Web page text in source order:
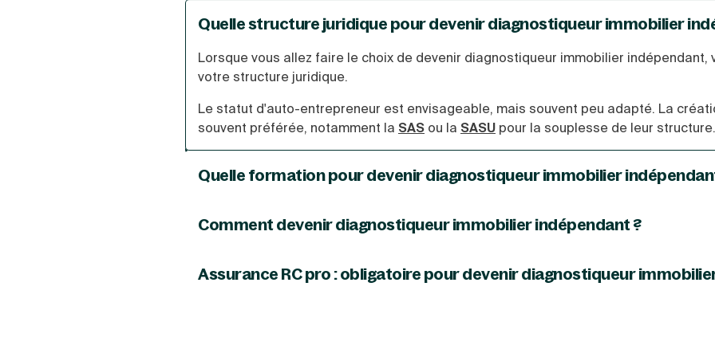
Quelle structure juridique pour devenir diagnostiqueur immobilier
Lorsque vous allez faire le choix de devenir diagnostiqueur immobilier indépendant,
votre structure juridique.
Le statut d'auto-entrepreneur est envisageable, mais souvent peu adapté. La
souvent préférée, notamment la SAS ou la SASU pour la souplesse de leur structure.
Quelle formation pour devenir diagnostiqueur immobilier
vous devez avoir passé avec succès un certain nombre de certifications.
électricité, performance énergétique et termites.
Comment devenir diagnostiqueur immobilier indépendant ?
très compliqué ! Vous allez devoir créer votre entreprise, vous enregistrer auprès du
commerce, acheter le matériel nécessaire et souscrire votre assurance de
Assurance RC pro : obligatoire pour devenir diagnostiqueur